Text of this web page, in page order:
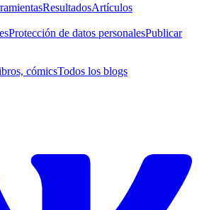
ResultadosArtículos
Protección de datos personalesPublicar
cómicsTodos los blogs